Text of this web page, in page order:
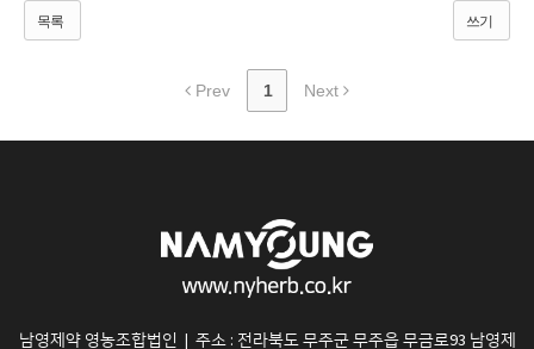
목록 쓰기
Prev 1 Next
남영제약 영농조합법인 | 주소 : 전라북도 무주군 무주읍 무금로93 남영제